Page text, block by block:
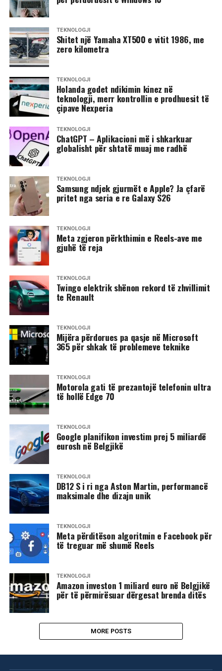
TEKNOLOGJI
Shitet një Yamaha XT500 e vitit 1986, me
zero kilometra
TEKNOLOGJI
Holanda godet ndikimin kinez në
teknologji, merr kontrollin e prodhuesit të
çipave Nexperia
TEKNOLOGJI
ChatGPT – Aplikacioni më i shkarkuar
globalisht për shtatë muaj me radhë
TEKNOLOGJI
Samsung ndjek gjurmët e Apple? Ja çfarë
pritet nga seria e re Galaxy S26
TEKNOLOGJI
Meta zgjeron përkthimin e Reels-ave me
gjuhë të reja
TEKNOLOGJI
Twingo elektrik shënon rekord të zhvillimit
te Renault
TEKNOLOGJI
Mijëra përdorues pa qasje në Microsoft
365 për shkak të problemeve teknike
TEKNOLOGJI
Motorola gati të prezantojë telefonin ultra
të hollë Edge 70
TEKNOLOGJI
Google planifikon investim prej 5 miliardë
eurosh në Belgjikë
TEKNOLOGJI
DB12 S i ri nga Aston Martin, performancë
maksimale dhe dizajn unik
TEKNOLOGJI
Meta përditëson algoritmin e Facebook për
të treguar më shumë Reels
TEKNOLOGJI
Amazon investon 1 miliard euro në Belgjikë
për të përmirësuar dërgesat brenda ditës
MORE POSTS